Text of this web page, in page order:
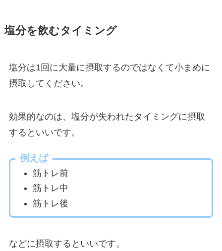
塩分を飲むタイミング
塩分は1回に大量に摂取するのではなくて小まめに
摂取してください。
効果的なのは、塩分が失われたタイミングに摂取
するといいです。
例えば
筋トレ前
筋トレ中
筋トレ後
などに摂取するといいです。